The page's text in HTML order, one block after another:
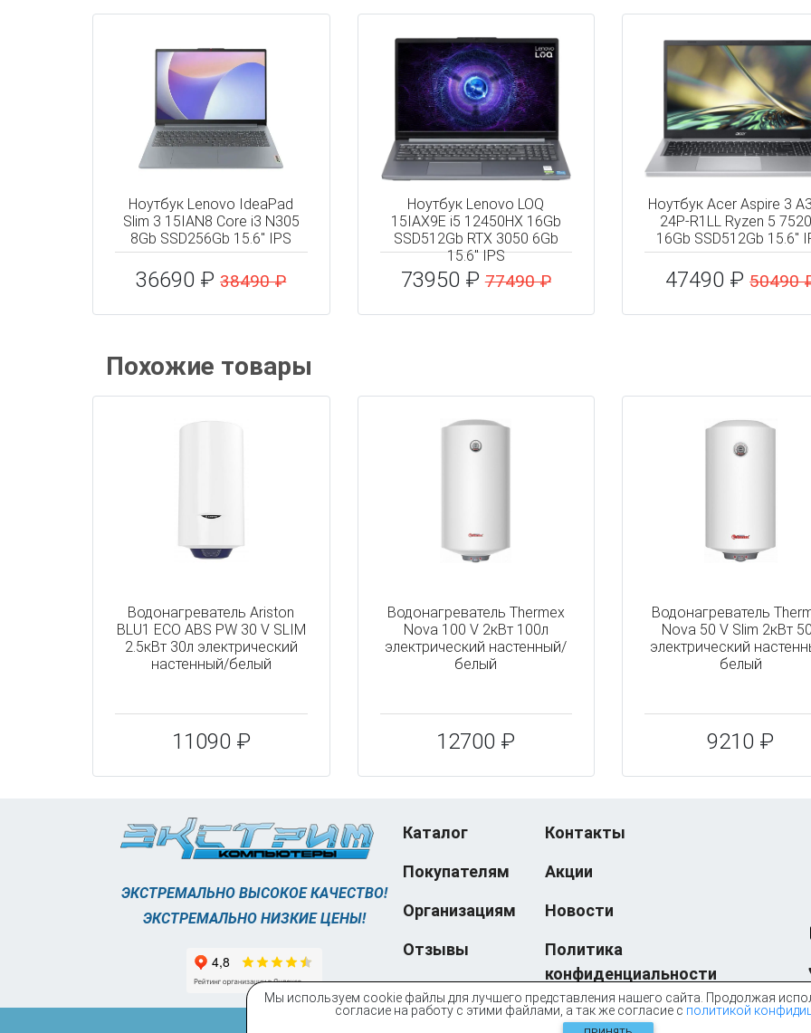
Мы используем cookie файлы для лучшего представления нашего сайта. Продолжая
согласие на работу с этими файлами, а так же согласие с политикой
Ноутбук Lenovo IdeaPad
Slim 3 15IAN8 Core i3 N305
8Gb SSD256Gb 15.6" IPS
36690 ₽38490 ₽
Ноутбук Lenovo LOQ
15IAX9E i5 12450HX 16Gb
SSD512Gb RTX 3050 6Gb
15.6" IPS
73950 ₽77490 ₽
Ноутбук Acer Aspire 3
24P-R1LL Ryzen 5
16Gb SSD512Gb 15.6"
47490 ₽50490
Похожие товары
Водонагреватель Ariston
BLU1 ECO ABS PW 30 V SLIM
2.5кВт 30л электрический
настенный/белый
11090 ₽
Водонагреватель Thermex
Nova 100 V 2кВт 100л
электрический настенный/
белый
12700 ₽
Водонагреватель
Nova 50 V Slim 2кВт
электрический
белый
9210 ₽
ЭКСТРЕМАЛЬНО ВЫСОКОЕ КАЧЕСТВО!
ЭКСТРЕМАЛЬНО НИЗКИЕ ЦЕНЫ!
Каталог
Покупателям
Организациям
Отзывы
Контакты
Акции
Новости
Политика
конфиденциальности